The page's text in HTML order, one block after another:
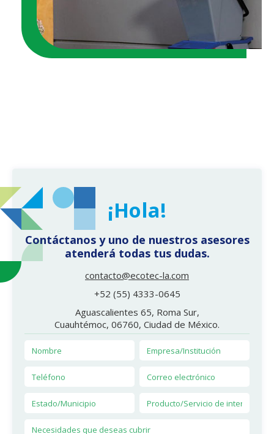
VER MÁS
¡Hola!
Contáctanos y uno de nuestros asesores
atenderá todas tus dudas.
contacto@ecotec-la.com
+52 (55) 4333-0645
Aguascalientes 65, Roma Sur,
Cuauhtémoc, 06760, Ciudad de México.